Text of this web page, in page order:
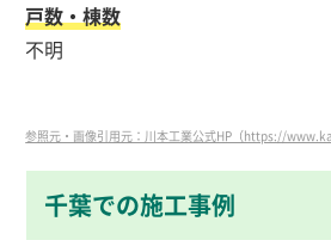
戸数・棟数
不明
参照元・画像引用元：川本工業公式HP（https://
千葉での施工事例